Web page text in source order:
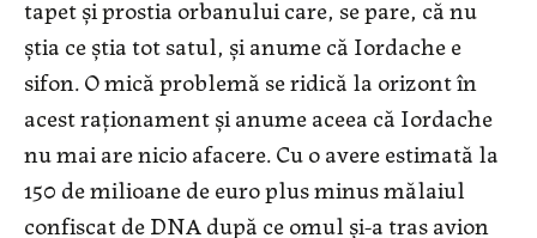
tapet și prostia orbanului care, se pare, că nu
știa ce știa tot satul, și anume că Iordache e
sifon. O mică problemă se ridică la orizont în
acest raționament și anume aceea că Iordache
nu mai are nicio afacere. Cu o avere estimată la
150 de milioane de euro plus minus mălaiul
confiscat de DNA după ce omul și-a tras avion